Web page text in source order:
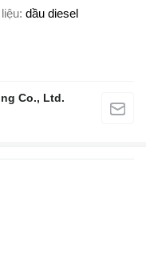
dầu diesel
Co., Ltd.